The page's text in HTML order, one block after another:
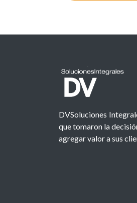
DVSoluciones
que tomaron la
agregar valor a sus